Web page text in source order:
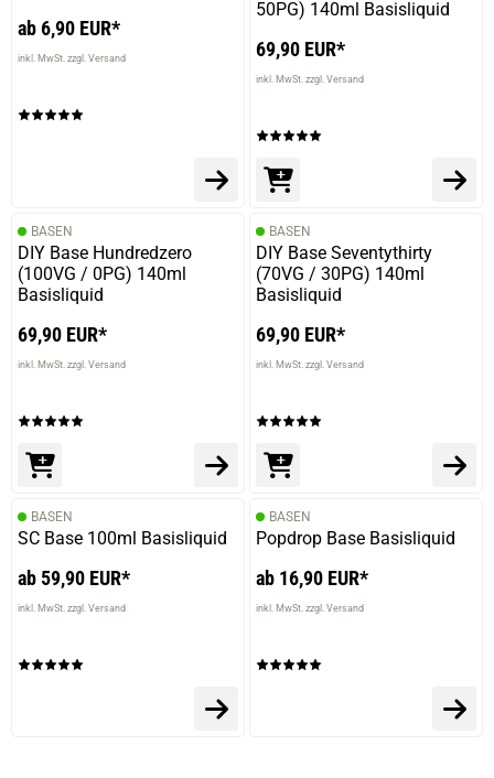
ab 6,90 EUR*
inkl. MwSt. zzgl. Versand
50PG) 140ml Basisliquid
69,90 EUR*
inkl. MwSt. zzgl. Versand
BASEN
DIY Base Hundredzero
(100VG / 0PG) 140ml
Basisliquid
69,90 EUR*
inkl. MwSt. zzgl. Versand
BASEN
DIY Base Seventythirty
(70VG / 30PG) 140ml
Basisliquid
69,90 EUR*
inkl. MwSt. zzgl. Versand
BASEN
SC Base 100ml Basisliquid
ab 59,90 EUR*
inkl. MwSt. zzgl. Versand
BASEN
Popdrop Base Basisliquid
ab 16,90 EUR*
inkl. MwSt. zzgl. Versand